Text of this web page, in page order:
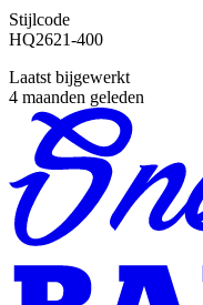
Stijlcode
HQ2621-400
Laatst bijgewerkt
4 maanden geleden